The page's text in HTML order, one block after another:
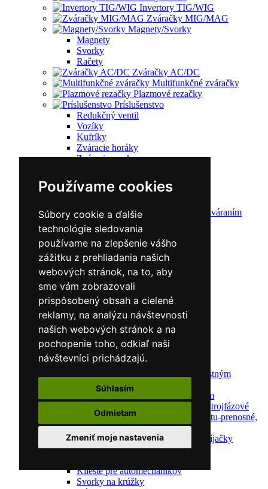
Používame cookies
Súbory cookie a ďalšie
technológie sledovania
používame na zlepšenie vášho
zážitku z prehliadania našich
webových stránok, na to, aby
sme vám zobrazovali
prispôsobený obsah a cielené
reklamy, na analýzu návštevnosti
našich webových stránok a na
pochopenie toho, odkiaľ naši
návštevníci prichádzajú.
Súhlasím
Odmietam
Zmeniť moje nastavenia
Invertory TIG/WIG
Zváračky MIG/MAG
Magnety/Svorky
Magnety
Svorky
Račety
Zváračky AC/DC
Multifunkčné zváračky
Plazmové rezačky
Príslušenstvo
Redukčný ventil
Vozíky
Kufríky
Zváracie horáky
Zváracie masky
Zváracie drôty
CNC rezacie stroje
Ochrana pred zváraním
Predohrev / Žíhanie
Polohovacie systémy
Indukčný ohrev
Auto náradie a vybavenie servisov
Lakernícke stojany
Nabíjačky a testery
Navijaky
Navijaky ručné
Navijaky elektrické
Reťazové kladkostroje
Náradie pre uloženie brzdového systému
Nástroje pre autookná
Nabíjačky/Štartéry
Automatické nabíjačky
Automatické nabíjačky s bezpečnostným
automatickým štartom
Nabíjačky/Štartéry s bezpečnostným
automatickým štartom-jednofázové,trojfázové
Dielenské nabíjačky s funkciou štartu-prenosné,
pojazdné
Mikroprocesorové automatické nabíjačky
Dielenské nabíjačky
Kliešte pre automechanikov
Svorky na krúžky